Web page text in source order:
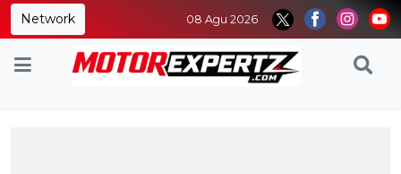
Network 08 Agu 2026